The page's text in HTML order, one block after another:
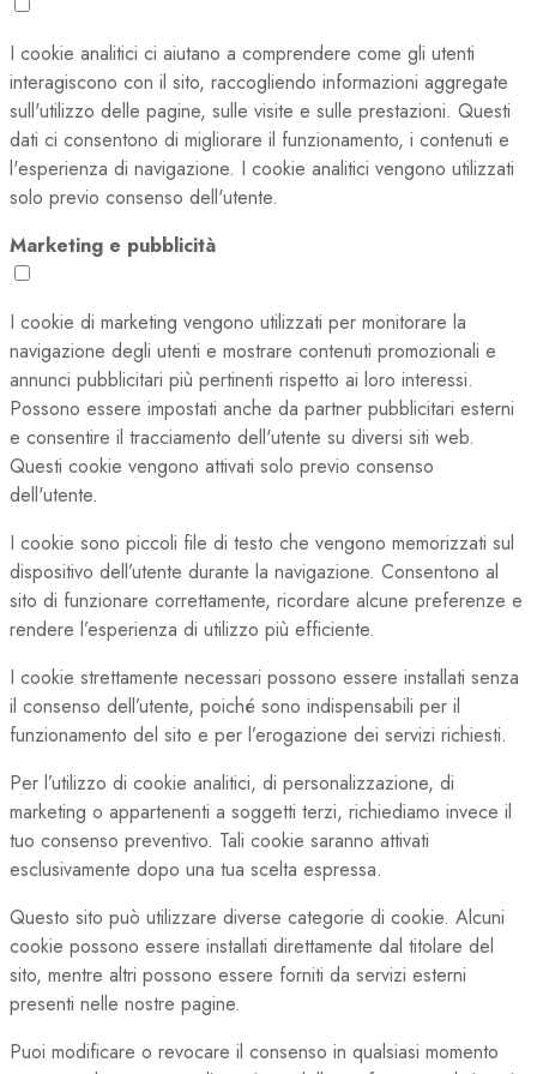
I cookie analitici ci aiutano a comprendere come gli utenti
interagiscono con il sito, raccogliendo informazioni aggregate
sull'utilizzo delle pagine, sulle visite e sulle prestazioni. Questi
dati ci consentono di migliorare il funzionamento, i contenuti e
l'esperienza di navigazione. I cookie analitici vengono utilizzati
solo previo consenso dell'utente.
Marketing e pubblicità
I cookie di marketing vengono utilizzati per monitorare la
navigazione degli utenti e mostrare contenuti promozionali e
annunci pubblicitari più pertinenti rispetto ai loro interessi.
Possono essere impostati anche da partner pubblicitari esterni
e consentire il tracciamento dell'utente su diversi siti web.
Questi cookie vengono attivati solo previo consenso
dell'utente.
I cookie sono piccoli file di testo che vengono memorizzati sul
dispositivo dell’utente durante la navigazione. Consentono al
sito di funzionare correttamente, ricordare alcune preferenze e
rendere l’esperienza di utilizzo più efficiente.
I cookie strettamente necessari possono essere installati senza
il consenso dell’utente, poiché sono indispensabili per il
funzionamento del sito e per l’erogazione dei servizi richiesti.
Per l’utilizzo di cookie analitici, di personalizzazione, di
marketing o appartenenti a soggetti terzi, richiediamo invece il
tuo consenso preventivo. Tali cookie saranno attivati
esclusivamente dopo una tua scelta espressa.
Questo sito può utilizzare diverse categorie di cookie. Alcuni
cookie possono essere installati direttamente dal titolare del
sito, mentre altri possono essere forniti da servizi esterni
presenti nelle nostre pagine.
Puoi modificare o revocare il consenso in qualsiasi momento